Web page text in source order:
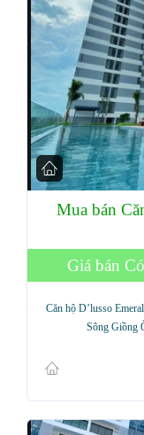
Mua bán
Giá bán
Căn hộ D’lusso
Sông Giồng